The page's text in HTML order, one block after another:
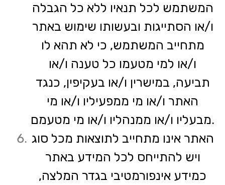
המשתמש לכל תנאיו ללא כל הגבלה
ו/או הסתייגות ובעשותו שימוש באתר
מתחייב המשתמש, כי לא תהא לו
ו/או למי מטעמו כל טענה ו/או
תביעה, במישרין ו/או בעקיפין, כנגד
האתר ו/או מי ממפעיליו ו/או מי
מבעליו ו/או ממנהליו ו/או מי מטעמם.
האתר אינו מתחייב לתוצאות מכל סוג
ויש להתייחס לכל המידע באתר
כמידע אינפורמטיבי בגדר המלצה,